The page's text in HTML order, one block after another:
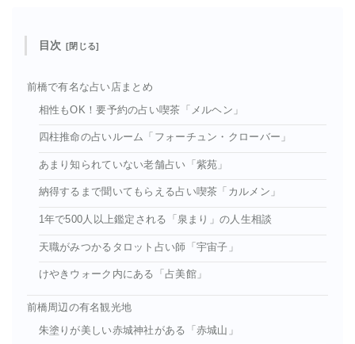
目次
前橋で有名な占い店まとめ
相性もOK！要予約の占い喫茶「メルヘン」
四柱推命の占いルーム「フォーチュン・クローバー」
あまり知られていない老舗占い「紫苑」
納得するまで聞いてもらえる占い喫茶「カルメン」
1年で500人以上鑑定される「泉まり」の人生相談
天職がみつかるタロット占い師「宇宙子」
けやきウォーク内にある「占美館」
前橋周辺の有名観光地
朱塗りが美しい赤城神社がある「赤城山」